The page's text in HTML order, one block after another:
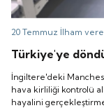
20 Temmuz İlham
Türkiye'ye
İngiltere'deki
hava kirliliği kontrolü
hayalini